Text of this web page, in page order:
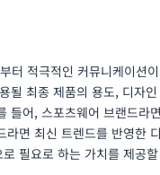
터 적극적인 커뮤니케이션
될 최종 제품의 용도, 디자
들어, 스포츠웨어 브랜드라
면 최신 트렌드를 반영한
필요로 하는 가치를 제공